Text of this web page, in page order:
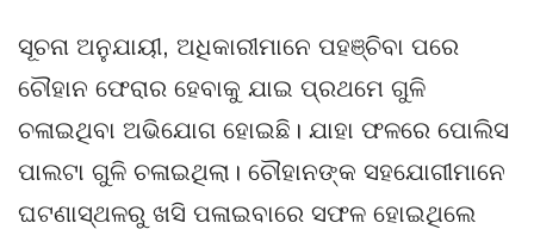
ସୂଚନା ଅନୁଯାୟୀ, ଅଧିକାରୀମାନେ ପହଞ୍ଚିବା ପରେ
ଚୌହାନ ଫେରାର ହେବାକୁ ଯାଇ ପ୍ରଥମେ ଗୁଳି
ଚଳାଇଥିବା ଅଭିଯୋଗ ହୋଇଛି। ଯାହା ଫଳରେ ପୋଲିସ
ପାଲଟା ଗୁଳି ଚଳାଇଥିଲା। ଚୌହାନଙ୍କ ସହଯୋଗୀମାନେ
ଘଟଣାସ୍ଥଳରୁ ଖସି ପଳାଇବାରେ ସଫଳ ହୋଇଥିଲେ